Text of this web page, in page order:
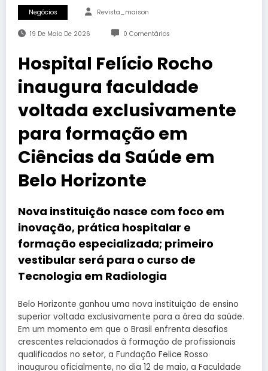
Negócios Revista_maison
19 De Maio De 2026 0 Comentários
Hospital Felício Rocho
inaugura faculdade
voltada exclusivamente
para formação em
Ciências da Saúde em
Belo Horizonte
Nova instituição nasce com foco em
inovação, prática hospitalar e
formação especializada; primeiro
vestibular será para o curso de
Tecnologia em Radiologia
Belo Horizonte ganhou uma nova instituição de ensino
superior voltada exclusivamente para a área da saúde.
Em um momento em que o Brasil enfrenta desafios
crescentes relacionados à formação de profissionais
qualificados no setor, a Fundação Felice Rosso
inaugurou oficialmente, no dia 12 de maio, a Faculdade